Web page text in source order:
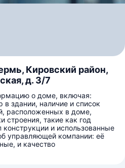
Кировский район,
д. 3/7
о доме, включая:
в здании, наличие и список
расположенных в доме,
строения, такие как год
конструкции и использованные
управляющей компании: её
и качество